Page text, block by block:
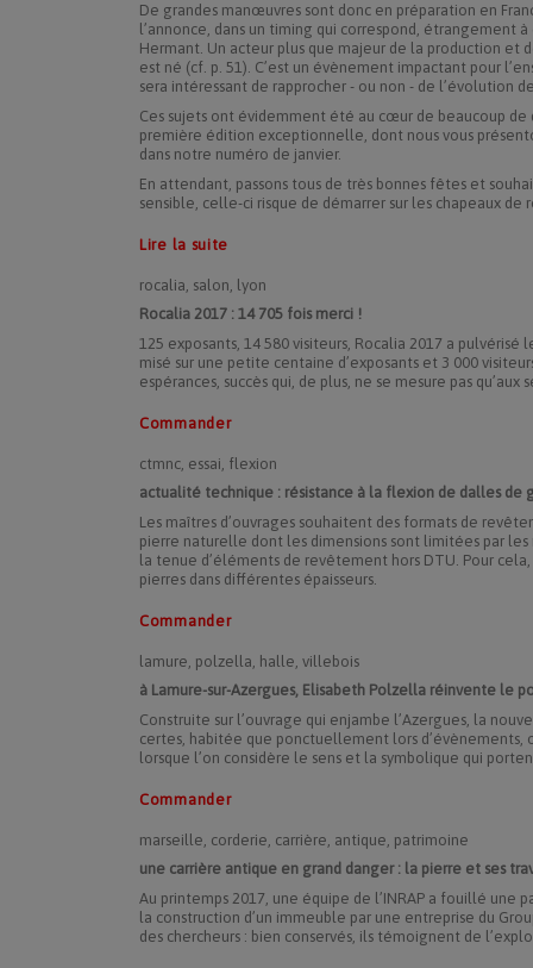
De grandes manœuvres sont donc en préparation en
l’annonce, dans un timing qui correspond, étrangement
Hermant. Un acteur plus que majeur de la production et
est né (cf. p. 51). C’est un évènement impactant pour
sera intéressant de rapprocher - ou non - de l’évolution
Ces sujets ont évidemment été au cœur de beaucoup de
première édition exceptionnelle, dont nous vous
dans notre numéro de janvier.
En attendant, passons tous de très bonnes fêtes et
sensible, celle-ci risque de démarrer sur les chapeaux de
Lire la suite
rocalia, salon, lyon
Rocalia 2017 : 14 705 fois merci !
125 exposants, 14 580 visiteurs, Rocalia 2017 a
misé sur une petite centaine d’exposants et 3 000
espérances, succès qui, de plus, ne se mesure pas
Commander
ctmnc, essai, flexion
actualité technique : résistance à la flexion de dalles de
Les maîtres d’ouvrages souhaitent des formats de
pierre naturelle dont les dimensions sont limitées par
la tenue d’éléments de revêtement hors DTU. Pour
pierres dans différentes épaisseurs.
Commander
lamure, polzella, halle, villebois
à Lamure-sur-Azergues, Elisabeth Polzella réinvente le
Construite sur l’ouvrage qui enjambe l’Azergues, la
certes, habitée que ponctuellement lors d’évènements,
lorsque l’on considère le sens et la symbolique qui
Commander
marseille, corderie, carrière, antique, patrimoine
une carrière antique en grand danger : la pierre et ses
Au printemps 2017, une équipe de l’INRAP a fouillé une
la construction d’un immeuble par une entreprise du
des chercheurs : bien conservés, ils témoignent de